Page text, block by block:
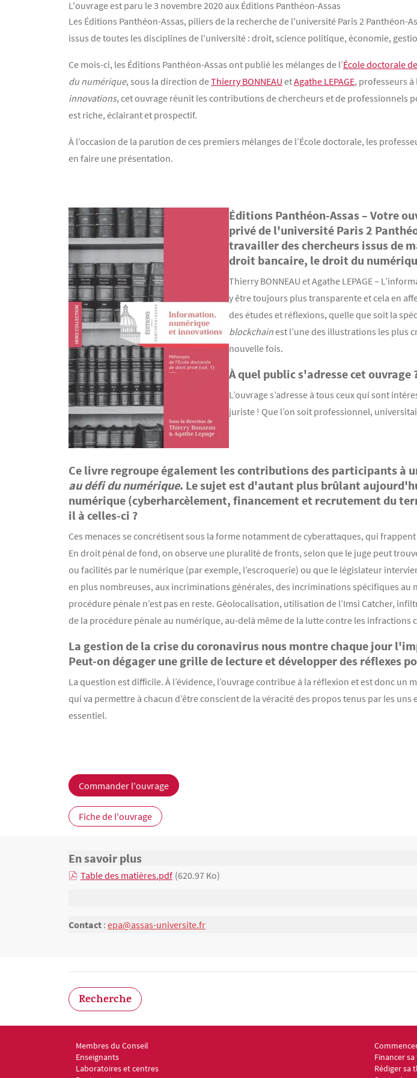
L'ouvrage est paru le 3 novembre 2020 aux Éditions Panthéon-Assas
Texte
Les Éditions Panthéon-Assas, piliers de la recherche de l'université Paris 2
issus de toutes les disciplines de l'université : droit, science politique, économie,
Ce mois-ci, les Éditions Panthéon-Assas ont publié les mélanges de l’École doctorale
du numérique, sous la direction deThierry BONNEAU etAgathe LEPAGE, professeurs
innovations, cet ouvrage réunit les contributions de chercheurs et de professionnels
est riche, éclairant et prospectif.
À l’occasion de la parution de ces premiers mélanges de l’École doctorale, les
en faire une présentation.
Texte
Éditions Panthéon-Assas – Votre
privé de l'université Paris 2
travailler des chercheurs issus de
droit bancaire, le droit du
Thierry BONNEAU et Agathe LEPAGE –
y être toujours plus transparente et cela en
des études et réflexions, quelle que soit la
blockchainest l’une des illustrations les plus
nouvelle fois.
À quel public s'adresse cet ouvrage
L’ouvrage s’adresse à tous ceux qui sont
juriste ! Que l’on soit professionnel,
Texte
Ce livre regroupe également les contributions des participants à
au défi du numérique. Le sujet est d'autant plus brûlant
numérique (cyberharcèlement, financement et recrutement du
il à celles-ci ?
Ces menaces se concrétisent sous la forme notamment de cyberattaques, qui
En droit pénal de fond, on observe une pluralité de fronts, selon que le juge peut
ou facilités par le numérique (par exemple, l’escroquerie) ou que le législateur
en plus nombreuses, aux incriminations générales, des incriminations spécifiques
procédure pénale n’est pas en reste. Géolocalisation, utilisation de l’Imsi Catcher,
de la procédure pénale au numérique, au-delà même de la lutte contre les infractions
La gestion de la crise du coronavirus nous montre chaque jour
Peut-on dégager une grille de lecture et développer des réflexes
La question est difficile. À l’évidence, l’ouvrage contribue à la réflexion et est donc un
qui va permettre à chacun d’être conscient de la véracité des propos tenus par les
essentiel.
Commander l'ouvrage
Fiche de l'ouvrage
Texte
En savoir plus
Table des matières.pdf (620.97 Ko)
Contact : epa@assas-universite.fr
Recherche
Menu footer ED6 1
Membres du Conseil
Enseignants
Laboratoires et centres
Menu
Financer
Rédiger sa